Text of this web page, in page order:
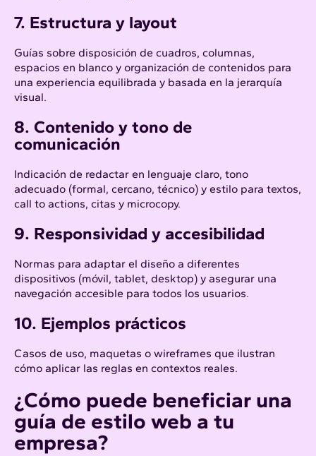
7. Estructura y layout
Guías sobre disposición de cuadros, columnas,
espacios en blanco y organización de contenidos para
una experiencia equilibrada y basada en la jerarquía
visual.
8. Contenido y tono de
comunicación
Indicación de redactar en lenguaje claro, tono
adecuado (formal, cercano, técnico) y estilo para textos,
call to actions, citas y microcopy.
9. Responsividad y accesibilidad
Normas para adaptar el diseño a diferentes
dispositivos (móvil, tablet, desktop) y asegurar una
navegación accesible para todos los usuarios.
10. Ejemplos prácticos
Casos de uso, maquetas o wireframes que ilustran
cómo aplicar las reglas en contextos reales.
¿Cómo puede beneficiar una
guía de estilo web a tu
empresa?